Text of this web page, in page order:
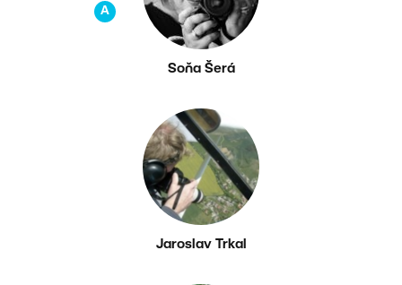
A
Soňa Šerá
Jaroslav Trkal